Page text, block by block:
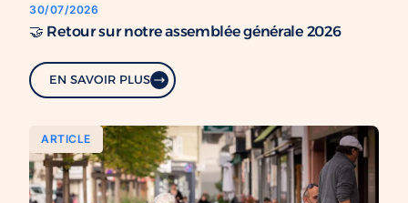
30/07/2026
🤝 Retour sur notre assemblée générale 2026
EN SAVOIR PLUS
ARTICLE